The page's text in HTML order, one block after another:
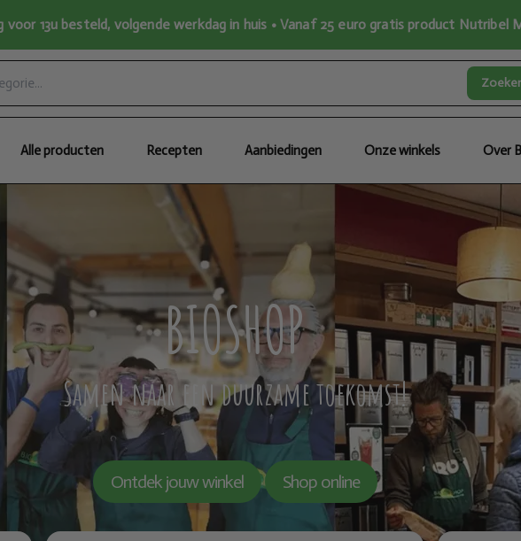
voor 13u besteld, volgende werkdag in huis • Vanaf 25 euro gratis product Nutribel
Alle producten Recepten Aanbiedingen Onze winkels Over
BIOSHOP
Samen naar een duurzame toekomst!
Ontdek jouw winkel Shop online